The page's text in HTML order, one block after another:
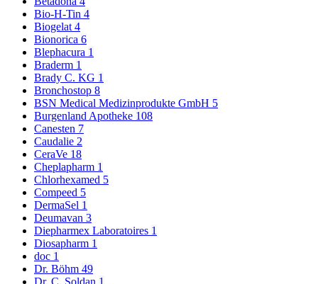
Bio-H-Tin 4
Biogelat 4
Bionorica 6
Blephacura 1
Braderm 1
Brady C. KG 1
Bronchostop 8
BSN Medical Medizinprodukte GmbH 5
Burgenland Apotheke 108
Canesten 7
Caudalie 2
CeraVe 18
Cheplapharm 1
Chlorhexamed 5
Compeed 5
DermaSel 1
Deumavan 3
Diepharmex Laboratoires 1
Diosapharm 1
doc 1
Dr. Böhm 49
Dr. C. Soldan 1